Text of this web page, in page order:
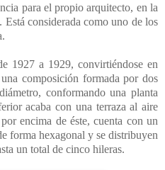
para el propio arquitecto, en la
Está considerada como uno de los
1927 a 1929, convirtiéndose en
composición formada por dos
conformando una planta
acaba con una terraza al aire
encima de éste, cuenta con un
forma hexagonal y se distribuyen
un total de cinco hileras.